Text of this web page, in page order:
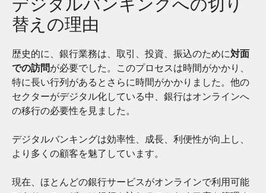
替えの理由
歴史的に、銀行業務は、取引、投資、振込のために対面
での訪問が必要でした。このプロセスは時間がかかり、
特に長い行列があるとさらに時間がかかりました。他の
セクターがデジタル化している中、銀行はオンラインへ
の移行の必要性を見ました。
デジタルバンキングは効率性、成長、利便性が向上し、
より多くの顧客を魅了しています。
現在、ほとんどの銀行サービスがオンラインで利用可能